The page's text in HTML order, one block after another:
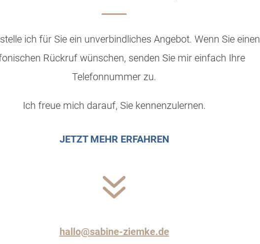
ich für Sie ein unverbindliches Angebot. Wenn Sie einen
Rückruf wünschen, senden Sie mir einfach Ihre
Telefonnummer zu.
Ich freue mich darauf, Sie kennenzulernen.
JETZT MEHR ERFAHREN
7
hallo@sabine-ziemke.de